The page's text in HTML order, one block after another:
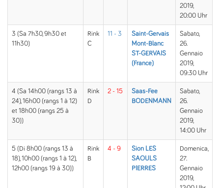
2019,
20:00 Uhr
3 (Sa 7h30, 9h30 et
11h30)
Rink
C
11 - 3
Saint-Gervais
Mont-Blanc
ST-GERVAIS
(France)
Sabato,
26.
Gennaio
2019,
09:30 Uhr
4 (Sa 14h00 (rangs 13 à
24), 16h00 (rangs 1 à 12)
et 18h00 (rangs 25 à
30))
Rink
D
2 - 15
Saas-Fee
BODENMANN
Sabato,
26.
Gennaio
2019,
14:00 Uhr
5 (Di 8h00 (rangs 13 à
18), 10h00 (rangs 1 à 12),
12h00 (rangs 19 à 30))
Rink
B
4 - 9
Sion LES
SAOULS
PIERRES
Domenica,
27.
Gennaio
2019,